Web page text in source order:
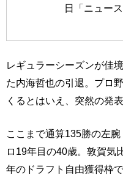
日「ニュー
レギュラーシーズンが佳
た内海哲也の引退。プロ
くるとはいえ、突然の発
ここまで通算135勝の左
ロ19年目の40歳。敦賀気
年のドラフト自由獲得枠